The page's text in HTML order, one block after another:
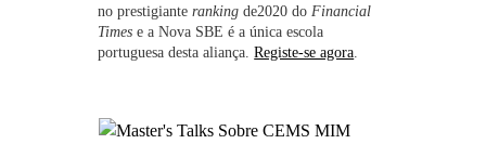
no prestigianteranking de2020 do Financial
Times e a Nova SBE é a única escola
portuguesa desta aliança.Registe-se agora